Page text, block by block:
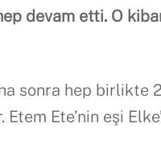
devam etti. O
sonra hep birlikte
Ete’nin eşi